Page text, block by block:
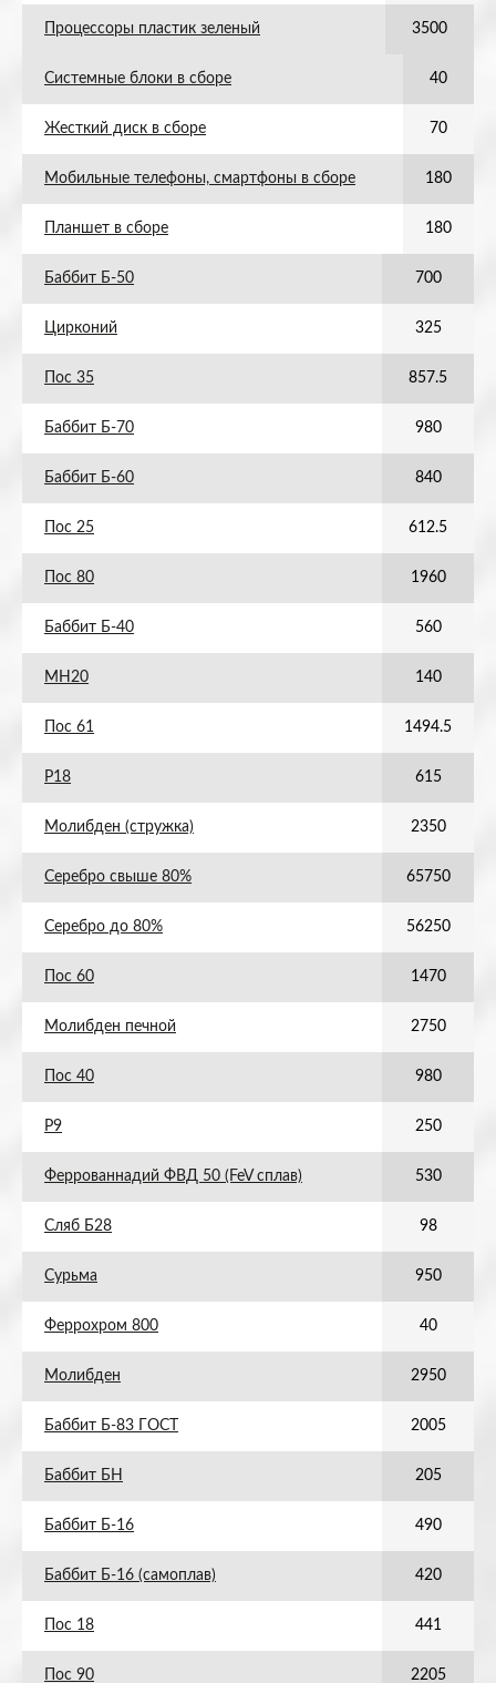
Процессоры пластик зеленый 3500
Системные блоки в сборе 40
Жесткий диск в сборе 70
Мобильные телефоны, смартфоны в сборе 180
Планшет в сборе 180
Баббит Б-50 700
Цирконий 325
Пос 35 857.5
Баббит Б-70 980
Баббит Б-60 840
Пос 25 612.5
Пос 80 1960
Баббит Б-40 560
МН20 140
Пос 61 1494.5
Р18 615
Молибден (стружка) 2350
Серебро свыше 80% 65750
Серебро до 80% 56250
Пос 60 1470
Молибден печной 2750
Пос 40 980
Р9 250
Феррованнадий ФВД 50 (FeV сплав) 530
Сляб Б28 98
Сурьма 950
Феррохром 800 40
Молибден 2950
Баббит Б-83 ГОСТ 2005
Баббит БН 205
Баббит Б-16 490
Баббит Б-16 (самоплав) 420
Пос 18 441
Пос 90 2205